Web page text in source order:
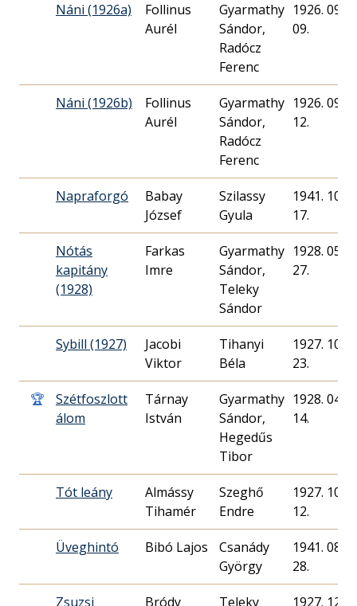
Náni (1926a)
Follinus
Aurél
Gyarmathy
Sándor,
Radócz
Ferenc
1926. 09.
09.
Náni (1926b)
Follinus
Aurél
Gyarmathy
Sándor,
Radócz
Ferenc
1926. 09.
12.
Napraforgó
Babay
József
Szilassy
Gyula
1941. 10.
17.
Nótás
kapitány
(1928)
Farkas
Imre
Gyarmathy
Sándor,
Teleky
Sándor
1928. 05.
27.
Sybill (1927)
Jacobi
Viktor
Tihanyi
Béla
1927. 10.
23.
🏆
Szétfoszlott
álom
Tárnay
István
Gyarmathy
Sándor,
Hegedűs
Tibor
1928. 04.
14.
Tót leány
Almássy
Tihamér
Szeghő
Endre
1927. 10.
12.
Üveghintó Bibó Lajos
Csanády
György
1941. 08.
28.
Zsuzsi Bródy Teleky 1927. 12.